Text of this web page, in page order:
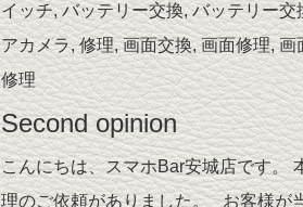
イッチ,バッテリー交換,バッテリー交
アカメラ,修理,画面交換,画面修理,画
修理
Second opinion
こんにちは、スマホBar安城店です
理のご依頼がありました。 お客様